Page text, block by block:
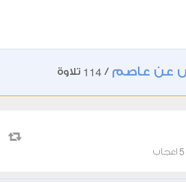
عن عاصم /
114 تلاوة
5 اعجاب